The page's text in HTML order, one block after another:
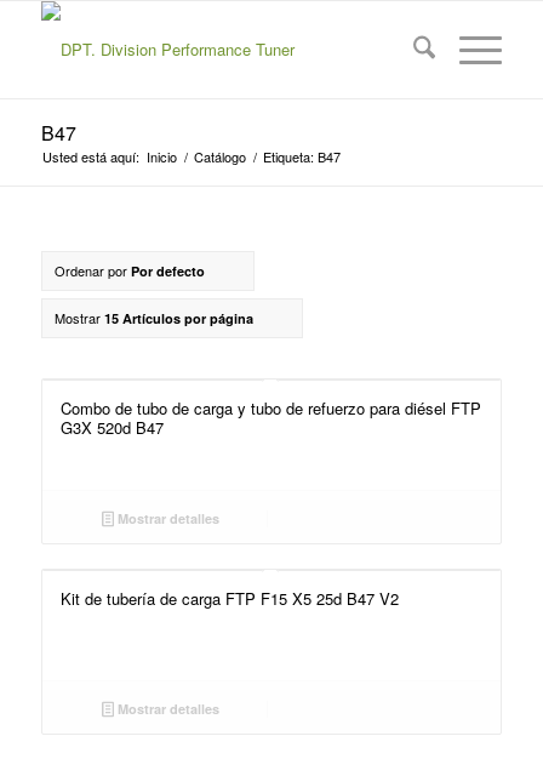
B47
Usted está aquí: Inicio / Catálogo / Etiqueta: B47
Ordenar por Por defecto
Mostrar 15 Artículos por página
Combo de tubo de carga y tubo de refuerzo para diésel FTP
G3X 520d B47
Mostrar detalles
Kit de tubería de carga FTP F15 X5 25d B47 V2
Mostrar detalles